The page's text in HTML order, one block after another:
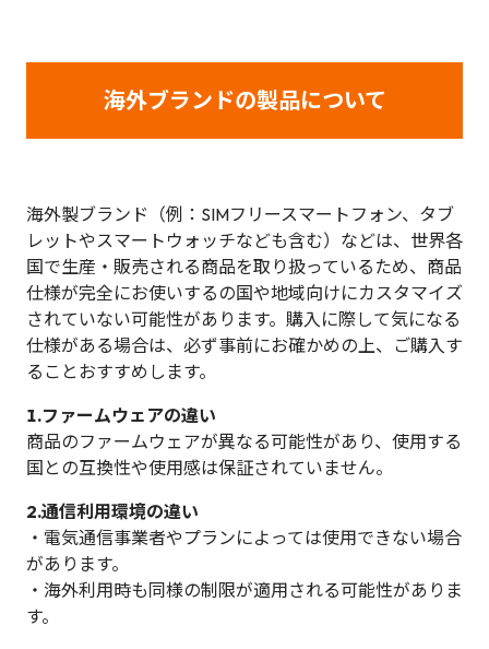
海外ブランドの製品について
海外製ブランド（例：SIMフリースマートフォン、タブ
レットやスマートウォッチなども含む）などは、世界各
国で生産・販売される商品を取り扱っているため、商品
仕様が完全にお使いするの国や地域向けにカスタマイズ
されていない可能性があります。購入に際して気になる
仕様がある場合は、必ず事前にお確かめの上、ご購入す
ることおすすめします。
1.ファームウェアの違い
商品のファームウェアが異なる可能性があり、使用する
国との互換性や使用感は保証されていません。
2.通信利用環境の違い
・電気通信事業者やプランによっては使用できない場合
があります。
・海外利用時も同様の制限が適用される可能性がありま
す。